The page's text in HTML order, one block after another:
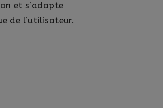
et s’adapte
de l’utilisateur.